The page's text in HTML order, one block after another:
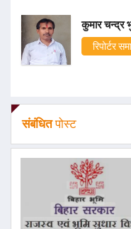
कुमार चन्द्र
रिपोर्टर
संबंधितपोस्ट